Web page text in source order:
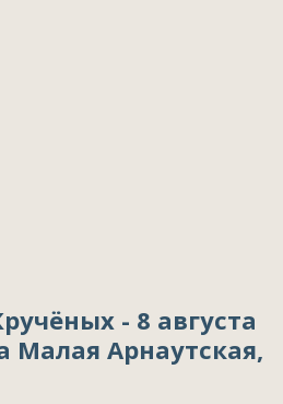
- 8 августа
Малая Арнаутская,